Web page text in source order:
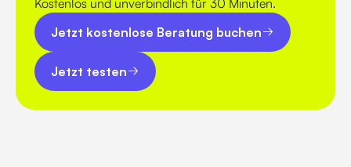
Kostenlos und unverbindlich für 30 Minuten.
Jetzt kostenlose Beratung buchen
Jetzt kostenlose Beratung buchen
Jetzt testen
Jetzt testen